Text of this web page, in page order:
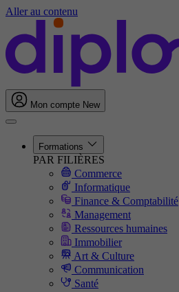
Aller au contenu
Mon compte New
Formations
PAR FILIÈRES
Commerce
Informatique
Finance & Comptabilité
Management
Ressources humaines
Immobilier
Art & Culture
Communication
Santé